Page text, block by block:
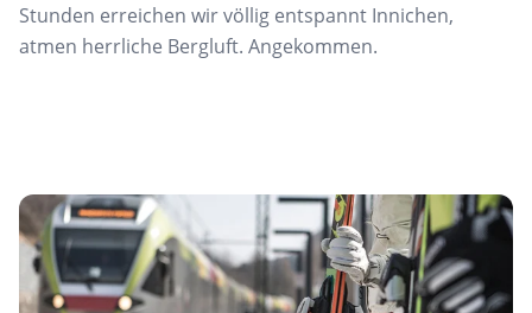
Stunden erreichen wir völlig entspannt Innichen,
atmen herrliche Bergluft. Angekommen.